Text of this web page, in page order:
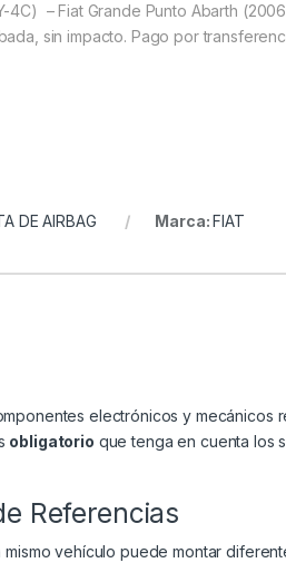
4C) – Fiat Grande Punto Abarth
sin impacto. Pago por
DE AIRBAG Marca:FIAT
electrónicos y mecánicos
obligatorio que tenga en cuenta los
Referencias
mismo vehículo puede montar